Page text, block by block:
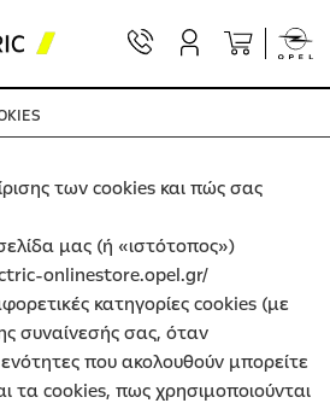
των cookies και πώς σας
μας (ή «ιστότοπος»)
onlinestore.opel.gr/
κατηγορίες cookies (με
συναίνεσής σας, όταν
ενότητες που ακολουθούν μπορείτε
τα cookies, πως χρησιμοποιούνται